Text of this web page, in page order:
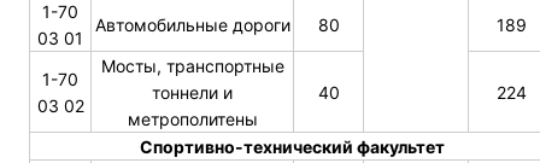
1-70
03 01
Автомобильные дороги 80 189
1-70
03 02
Мосты, транспортные
тоннели и
метрополитены
40 224
Спортивно-технический факультет